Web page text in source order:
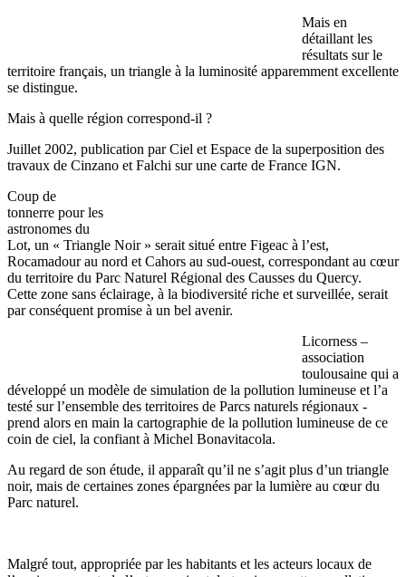
Mais en
détaillant les
résultats sur le
territoire français, un triangle à la luminosité apparemment excellente
se distingue.
Mais à quelle région correspond-il ?
Juillet 2002, publication par Ciel et Espace de la superposition des
travaux de Cinzano et Falchi sur une carte de France IGN.
Coup de
tonnerre pour les
astronomes du
Lot, un « Triangle Noir » serait situé entre Figeac à l’est,
Rocamadour au nord et Cahors au sud-ouest, correspondant au cœur
du territoire du Parc Naturel Régional des Causses du Quercy.
Cette zone sans éclairage, à la biodiversité riche et surveillée, serait
par conséquent promise à un bel avenir.
Licorness –
association
toulousaine qui a
développé un modèle de simulation de la pollution lumineuse et l’a
testé sur l’ensemble des territoires de Parcs naturels régionaux -
prend alors en main la cartographie de la pollution lumineuse de ce
coin de ciel, la confiant à Michel Bonavitacola.
Au regard de son étude, il apparaît qu’il ne s’agit plus d’un triangle
noir, mais de certaines zones épargnées par la lumière au cœur du
Parc naturel.
Malgré tout, appropriée par les habitants et les acteurs locaux de